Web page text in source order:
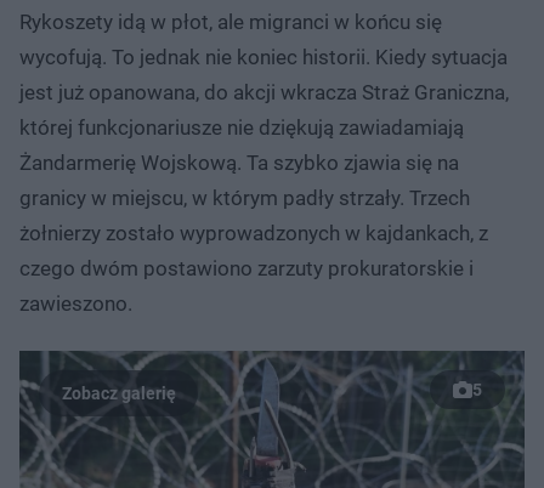
Rykoszety idą w płot, ale migranci w końcu się
wycofują. To jednak nie koniec historii. Kiedy sytuacja
jest już opanowana, do akcji wkracza Straż Graniczna,
której funkcjonariusze nie dziękują zawiadamiają
Żandarmerię Wojskową. Ta szybko zjawia się na
granicy w miejscu, w którym padły strzały. Trzech
żołnierzy zostało wyprowadzonych w kajdankach, z
czego dwóm postawiono zarzuty prokuratorskie i
zawieszono.
5